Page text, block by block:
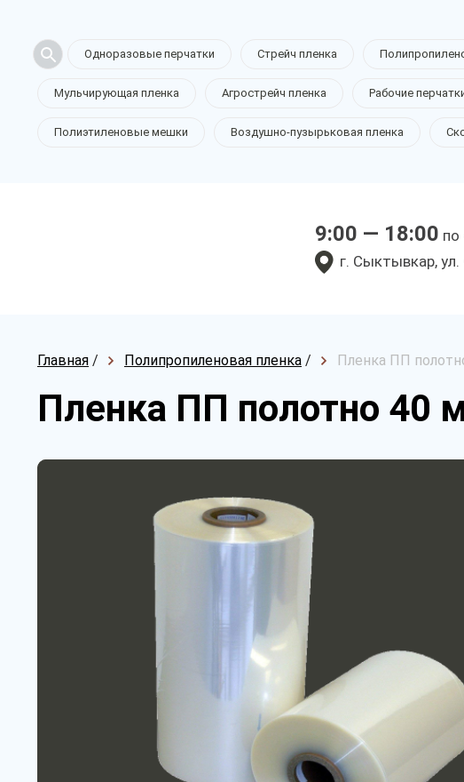
Одноразовые перчатки Стрейч пленка
Мульчирующая пленка Агрострейч пленка Рабочие
Полиэтиленовые мешки Воздушно-пузырьковая пленка
9:00 — 18:00 по
г. Сыктывкар,
Главная / Полипропиленовая пленка / Пленка ПП
Пленка ПП полотно 40